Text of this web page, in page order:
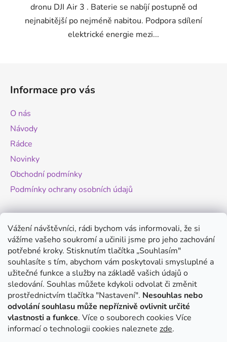
Vážení návštěvníci, rádi bychom vás informovali, že si
vážíme vašeho soukromí a učinili jsme pro jeho zachování
potřebné kroky. Stisknutím tlačítka „Souhlasím"
souhlasíte s tím, abychom vám poskytovali smysluplné a
užitečné funkce a služby na základě vašich údajů o
sledování. Souhlas můžete kdykoli odvolat či změnit
prostřednictvím tlačítka "Nastavení". Nesouhlas nebo
odvolání souhlasu může nepříznivě ovlivnit určité
vlastnosti a funkce. Více o souborech cookies Více
informací o technologii cookies naleznete zde.
dronu DJI Air 3 . Baterie se nabíjí postupně od
nejnabitější po nejméně nabitou. Podpora sdílení
elektrické energie mezi...
Informace pro vás
O nás
Návody
Rádce
Novinky
Obchodní podmínky
Podmínky ochrany osobních údajů
Novinky
Změny legislativy pro provoz dronů - od
1.9.2025
20.8.2025
Antigravity A1 - revoluční minidron s 360°
kamerou
20.8.2025
DJI Mini 5 Pro - co víme o novém modelu?